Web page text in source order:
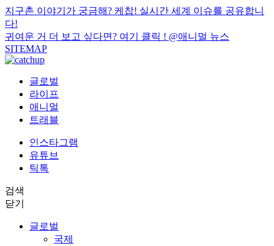
지구촌 이야기가 궁금해? 케찹! 실시간 세계 이슈를 공유합니
다!
귀여운 거 더 보고 싶다면? 여기 클릭 ! @애니멀 뉴스
SITEMAP
글로벌
라이프
애니멀
트래블
인스타그램
유튜브
틱톡
검색
닫기
글로벌
국제